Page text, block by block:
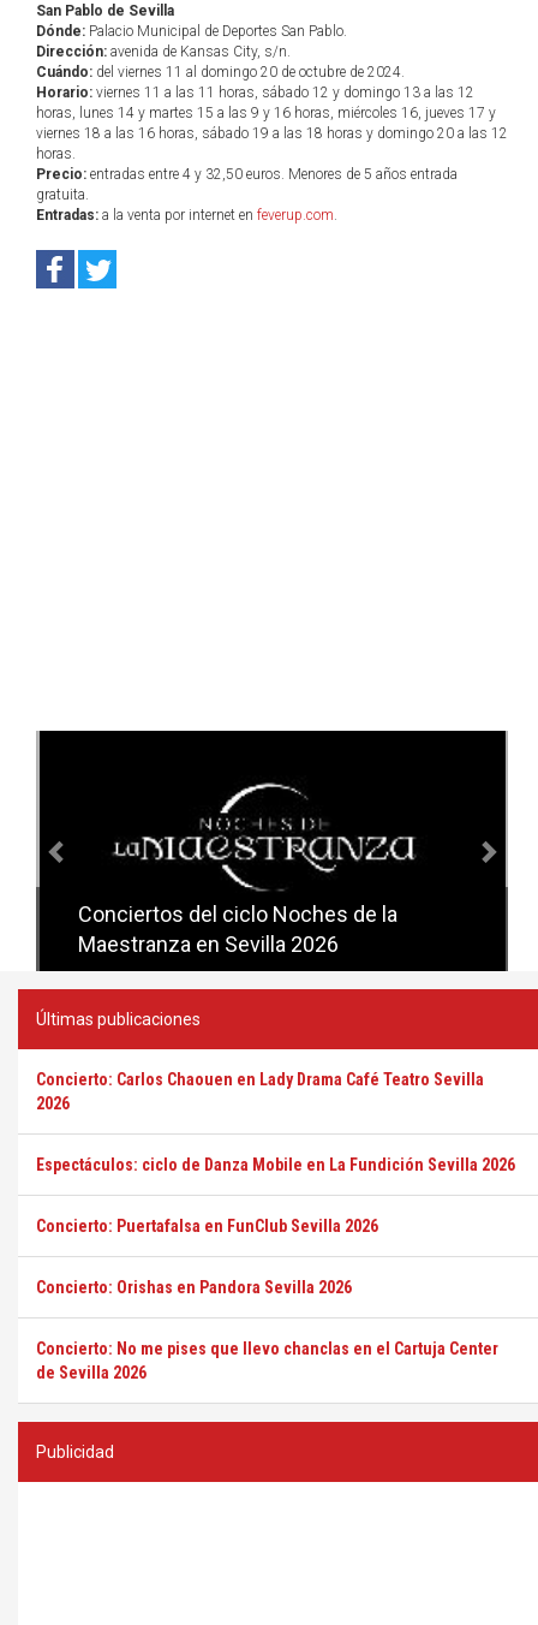
San Pablo de Sevilla
Dónde: Palacio Municipal de Deportes San Pablo.
Dirección: avenida de Kansas City, s/n.
Cuándo: del viernes 11 al domingo 20 de octubre de 2024.
Horario: viernes 11 a las 11 horas, sábado 12 y domingo 13 a las 12
horas, lunes 14 y martes 15 a las 9 y 16 horas, miércoles 16, jueves 17 y
viernes 18 a las 16 horas, sábado 19 a las 18 horas y domingo 20 a las 12
horas.
Precio: entradas entre 4 y 32,50 euros. Menores de 5 años entrada
gratuita.
Entradas: a la venta por internet en feverup.com.
Conciertos del ciclo Noches de la
Maestranza en Sevilla 2026
Conciertos del ciclo Candlelight en
Sevilla
Últimas publicaciones
Concierto: Carlos Chaouen en Lady Drama Café Teatro Sevilla
2026
Espectáculos: ciclo de Danza Mobile en La Fundición Sevilla 2026
Concierto: Puertafalsa en FunClub Sevilla 2026
Concierto: Orishas en Pandora Sevilla 2026
Concierto: No me pises que llevo chanclas en el Cartuja Center
de Sevilla 2026
Publicidad